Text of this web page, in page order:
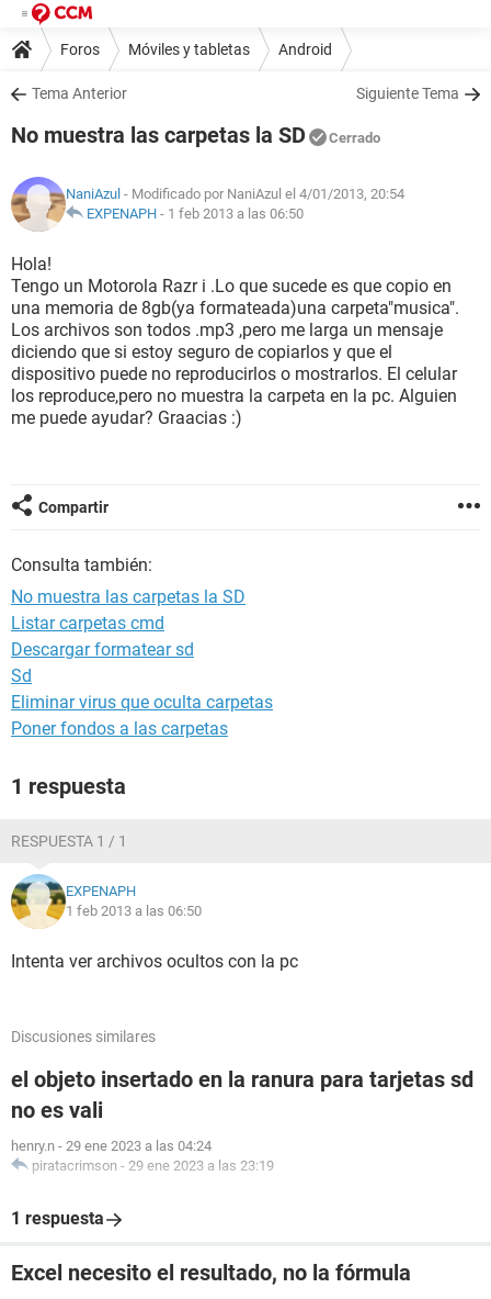
Foros Móviles y tabletas Android
Tema Anterior Siguiente Tema
No muestra las carpetas la SD Cerrado
NaniAzul - Modificado por NaniAzul el 4/01/2013, 20:54
EXPENAPH - 1 feb 2013 a las 06:50
Hola!
Tengo un Motorola Razr i .Lo que sucede es que copio en
una memoria de 8gb(ya formateada)una carpeta"musica".
Los archivos son todos .mp3 ,pero me larga un mensaje
diciendo que si estoy seguro de copiarlos y que el
dispositivo puede no reproducirlos o mostrarlos. El celular
los reproduce,pero no muestra la carpeta en la pc. Alguien
me puede ayudar? Graacias :)
Compartir
Consulta también:
No muestra las carpetas la SD
Listar carpetas cmd
Descargar formatear sd
Sd
Eliminar virus que oculta carpetas
Poner fondos a las carpetas
1 respuesta
RESPUESTA 1 / 1
EXPENAPH
1 feb 2013 a las 06:50
Intenta ver archivos ocultos con la pc
Discusiones similares
el objeto insertado en la ranura para tarjetas sd
no es vali
henry.n - 29 ene 2023 a las 04:24
piratacrimson - 29 ene 2023 a las 23:19
1 respuesta
Excel necesito el resultado, no la fórmula